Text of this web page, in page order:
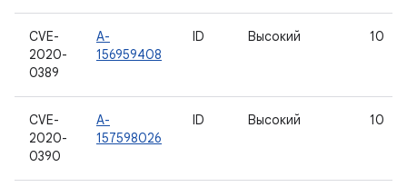
CVE-
2020-
0389
A-
156959408
ID Высокий 10
CVE-
2020-
0390
A-
157598026
ID Высокий 10